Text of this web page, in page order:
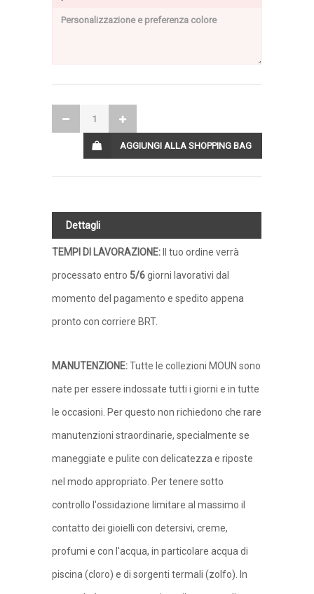
AGGIUNGI ALLA SHOPPING BAG
Dettagli
TEMPI DI LAVORAZIONE: Il tuo ordine verrà
processato entro 5/6giorni lavorativi dal
momento del pagamento e spedito appena
pronto con corriere BRT.
MANUTENZIONE:Tutte le collezioni MOUN sono
nate per essere indossate tutti i giorni e in tutte
le occasioni. Per questo non richiedono che rare
manutenzioni straordinarie, specialmente se
maneggiate e pulite con delicatezza e riposte
nel modo appropriato. Per tenere sotto
controllo l'ossidazione limitare al massimo il
contatto dei gioielli con detersivi, creme,
profumi e con l'acqua, in particolare acqua di
piscina (cloro) e di sorgenti termali (zolfo). In